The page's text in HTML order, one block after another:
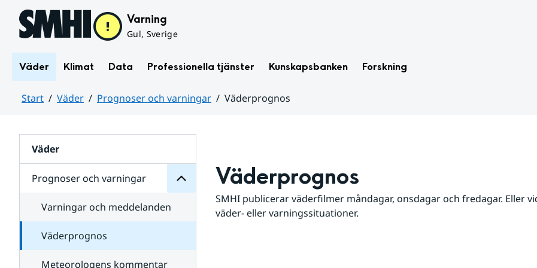
Hoppa till sidans innehåll Varning
Gul, Sverige
Väder Klimat Data Professionella tjänster Kunskapsbanken Forskning
Start Väder Prognoser och varningar
Väderprognos
Väder
Prognoser och varningar
för
varningar
Varningar och meddelanden
Väderprognos
Meteorologens kommentar
Väderprognos
SMHI publicerar väderfilmer måndagar, onsdagar och fredagar. Eller
väder- eller varningssituationer.